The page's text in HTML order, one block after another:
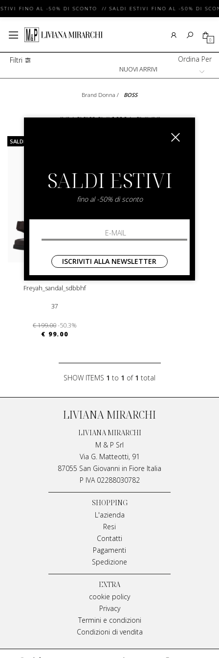
FINO AL -50% DI SCONTO // SALDI ESTIVI FINO AL -50% DI
0
Filtri Ordina Per
Brand Donna / BOSS
SCARPE DONNA BOSS
SALDI
boss
Freyah_sandal_sdbbhf
37
€ 199.00-50.3%
€ 99.00
SHOW ITEMS 1 to 1 of 1 total
LIVIANA MIRARCHI
LIVIANA MIRARCHI
M & P Srl
Via G. Matteotti, 91
87055 San Giovanni in Fiore Italia
P IVA 02288030782
SHOPPING
L'azienda
Resi
Contatti
Pagamenti
Spedizione
EXTRA
cookie policy
Privacy
Termini e condizioni
Condizioni di vendita
SALDI ESTIVI
fino al -50% di sconto
ISCRIVITI ALLA NEWSLETTER